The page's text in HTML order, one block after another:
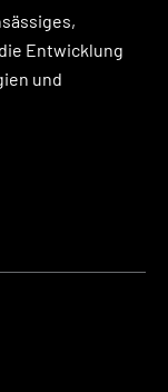
Entwicklung
und